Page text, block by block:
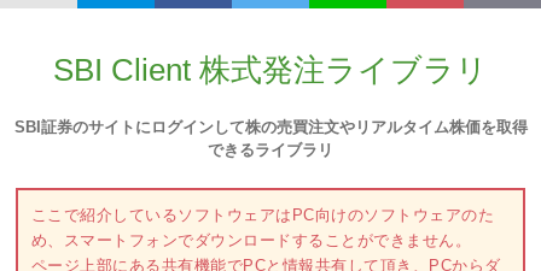
SBI Client 株式発注ライブラリ
SBI証券のサイトにログインして株の売買注文やリアルタイム株価を取得
できるライブラリ
ここで紹介しているソフトウェアはPC向けのソフトウェアのた
め、スマートフォンでダウンロードすることができません。
ページ上部にある共有機能でPCと情報共有して頂き、PCからダ